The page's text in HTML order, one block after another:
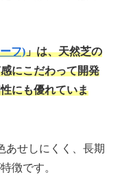
フ)」は、天然芝の
にこだわって開発
にも優れていま
あせしにくく、長期
徴です。